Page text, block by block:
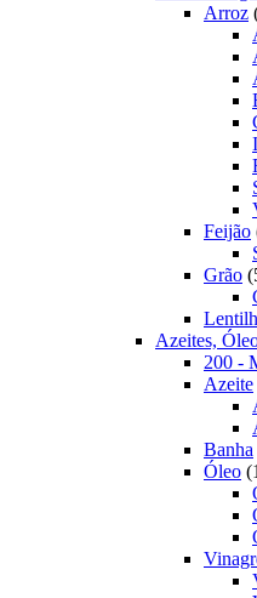
Arroz
Feijão
Grão
Azeites,
200 -
Azeite
Banha
Óleo